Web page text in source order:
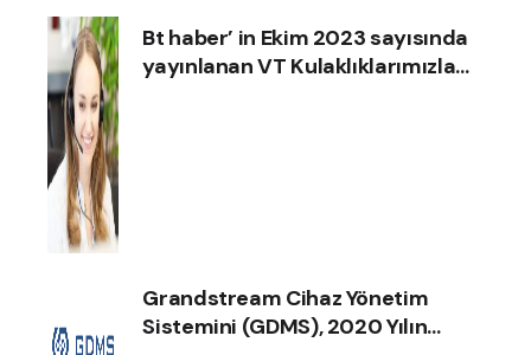
Bt haber’ in Ekim 2023 sayısında
yayınlanan VT Kulaklıklarımızla
Grandstream Cihaz Yönetim
Sistemini (GDMS), 2020 Yılın